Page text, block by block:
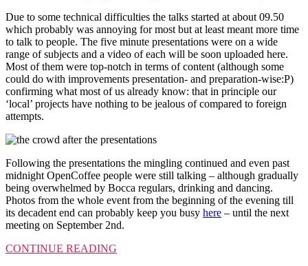
Due to some technical difficulties the talks started at about 09.50
which probably was annoying for most but at least meant more time
to talk to people. The five minute presentations were on a wide
range of subjects and a video of each will be soon uploaded here.
Most of them were top-notch in terms of content (although some
could do with improvements presentation- and preparation-wise:P)
confirming what most of us already know: that in principle our
‘local’ projects have nothing to be jealous of compared to foreign
attempts.
Following the presentations the mingling continued and even past
midnight OpenCoffee people were still talking – although gradually
being overwhelmed by Bocca regulars, drinking and dancing.
Photos from the whole event from the beginning of the evening till
its decadent end can probably keep you busy here – until the next
meeting on September 2nd.
CONTINUE READING